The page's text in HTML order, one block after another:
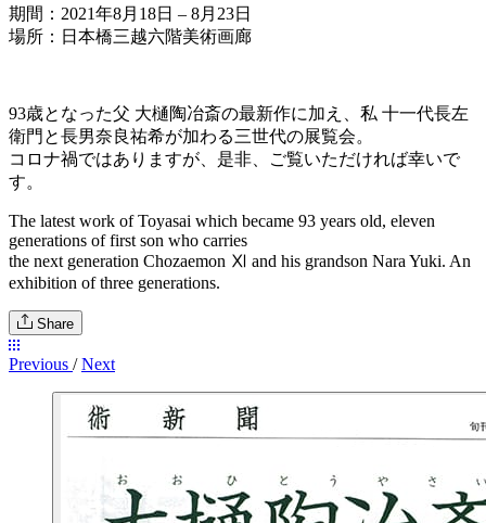
期間：2021年8月18日 – 8月23日
場所：日本橋三越六階美術画廊
93歳となった父 大樋陶冶斎の最新作に加え、私 十一代長左
衛門と長男奈良祐希が加わる三世代の展覧会。
コロナ禍ではありますが、是非、ご覧いただければ幸いで
す。
The latest work of Toyasai which became 93 years old, eleven
generations of first son who carries
the next generation Chozaemon Ⅺ and his grandson Nara Yuki. An
exhibition of three generations.
Share
Previous / Next